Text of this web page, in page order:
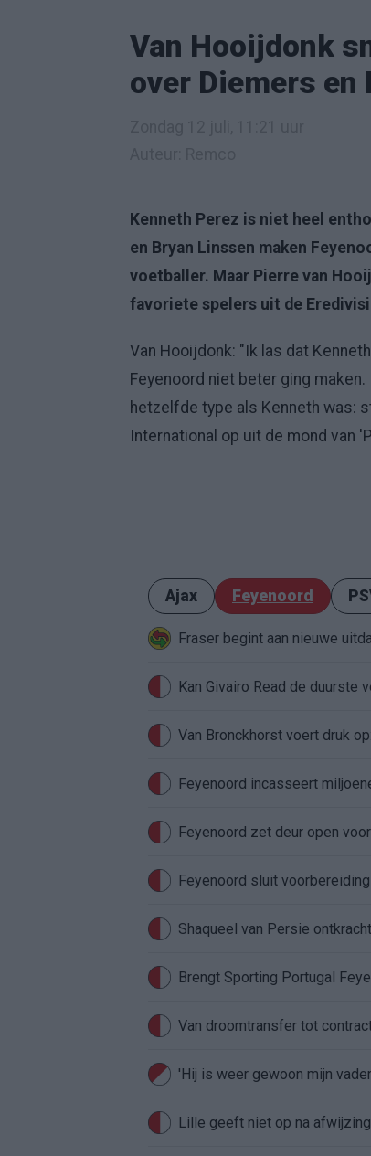
Van Hooijdonk
over Diemers
Kenneth Perez is niet heel
en Bryan Linssen maken
voetballer. Maar Pierre van
favoriete spelers uit de
Van Hooijdonk: "Ik las dat
Feyenoord niet beter ging
hetzelfde type als Kenneth was:
International op uit de mond van
Ajax Feyenoord
Fraser begint aan nieuwe
Van Bronckhorst voert druk
Feyenoord incasseert
Feyenoord zet deur open
Feyenoord sluit
Shaqueel van Persie
Brengt Sporting Portugal
Van droomtransfer tot
'Hij is weer gewoon mijn
Lille geeft niet op na